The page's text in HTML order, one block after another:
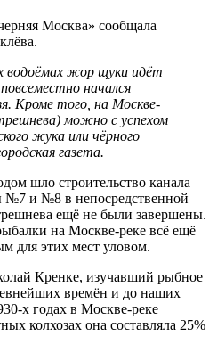
Москва» сообщала
водоёмах жор щуки идёт
начался
Кроме того, на Москве-
можно с успехом
жука или чёрного
газета.
шло строительство канала
и №8 в непосредственной
ещё не были завершены.
на Москве-реке всё ещё
для этих мест уловом.
Кренке, изучавший рыбное
времён и до наших
х годах в Москве-реке
колхозах она составляла 25%